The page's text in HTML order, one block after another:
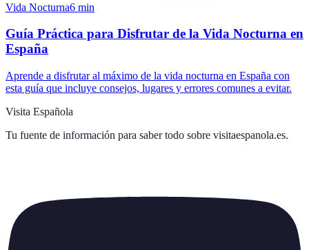
Vida Nocturna6 min
Guía Práctica para Disfrutar de la Vida Nocturna en
España
Aprende a disfrutar al máximo de la vida nocturna en España con
esta guía que incluye consejos, lugares y errores comunes a evitar.
Visita Española
Tu fuente de información para saber todo sobre visitaespanola.es.